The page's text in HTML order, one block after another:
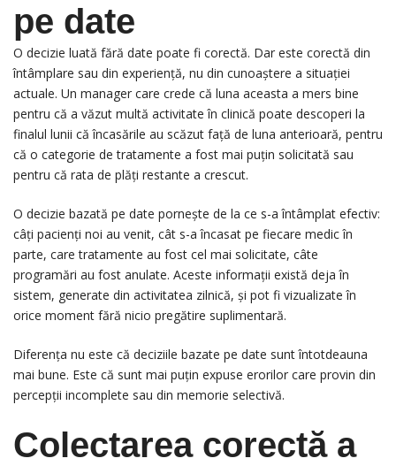
pe date
O decizie luată fără date poate fi corectă. Dar este corectă din
întâmplare sau din experiență, nu din cunoaștere a situației
actuale. Un manager care crede că luna aceasta a mers bine
pentru că a văzut multă activitate în clinică poate descoperi la
finalul lunii că încasările au scăzut față de luna anterioară, pentru
că o categorie de tratamente a fost mai puțin solicitată sau
pentru că rata de plăți restante a crescut.
O decizie bazată pe date pornește de la ce s-a întâmplat efectiv:
câți pacienți noi au venit, cât s-a încasat pe fiecare medic în
parte, care tratamente au fost cel mai solicitate, câte
programări au fost anulate. Aceste informații există deja în
sistem, generate din activitatea zilnică, și pot fi vizualizate în
orice moment fără nicio pregătire suplimentară.
Diferența nu este că deciziile bazate pe date sunt întotdeauna
mai bune. Este că sunt mai puțin expuse erorilor care provin din
percepții incomplete sau din memorie selectivă.
Colectarea corectă a